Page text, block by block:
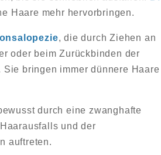
Haare mehr hervorbringen.
, die durch Ziehen an
oder beim Zurückbinden der
bringen immer dünnere Haare
durch eine zwanghafte
und der
auftreten.